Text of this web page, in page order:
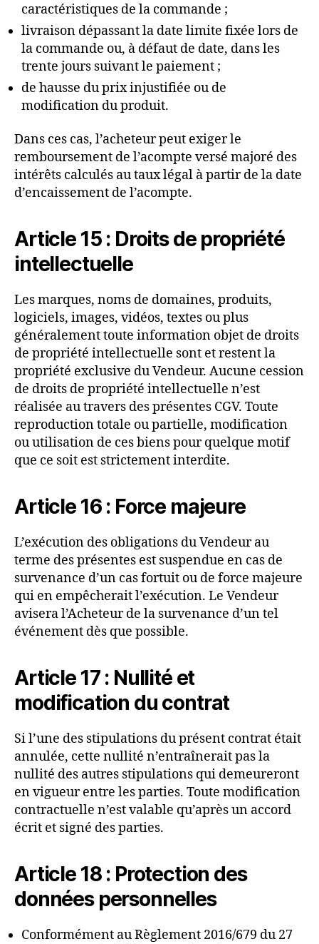
caractéristiques de la commande ;
livraison dépassant la date limite fixée lors de
la commande ou, à défaut de date, dans les
trente jours suivant le paiement ;
de hausse du prix injustifiée ou de
modification du produit.
Dans ces cas, l’acheteur peut exiger le
remboursement de l’acompte versé majoré des
intérêts calculés au taux légal à partir de la date
d’encaissement de l’acompte.
Article 15 : Droits de propriété
intellectuelle
Les marques, noms de domaines, produits,
logiciels, images, vidéos, textes ou plus
généralement toute information objet de droits
de propriété intellectuelle sont et restent la
propriété exclusive du Vendeur. Aucune cession
de droits de propriété intellectuelle n’est
réalisée au travers des présentes CGV. Toute
reproduction totale ou partielle, modification
ou utilisation de ces biens pour quelque motif
que ce soit est strictement interdite.
Article 16 : Force majeure
L’exécution des obligations du Vendeur au
terme des présentes est suspendue en cas de
survenance d’un cas fortuit ou de force majeure
qui en empêcherait l’exécution. Le Vendeur
avisera l’Acheteur de la survenance d’un tel
événement dès que possible.
Article 17 : Nullité et
modification du contrat
Si l’une des stipulations du présent contrat était
annulée, cette nullité n’entraînerait pas la
nullité des autres stipulations qui demeureront
en vigueur entre les parties. Toute modification
contractuelle n’est valable qu’après un accord
écrit et signé des parties.
Article 18 : Protection des
données personnelles
Conformément au Règlement 2016/679 du 27